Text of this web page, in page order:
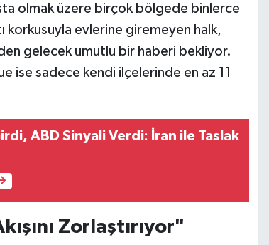
olmak üzere birçok bölgede binlerce
korkusuyla evlerine giremeyen halk,
gelecek umutlu bir haberi bekliyor.
ise sadece kendi ilçelerinde en az 11
ABD Sinyali Verdi: İran ile Taslak
Zorlaştırıyor"